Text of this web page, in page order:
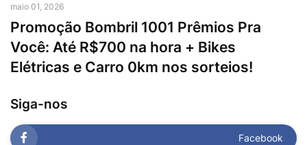
maio 01, 2026
Promoção Bombril 1001 Prêmios Pra
Você: Até R$700 na hora + Bikes
Elétricas e Carro 0km nos sorteios!
Siga-nos
Facebook